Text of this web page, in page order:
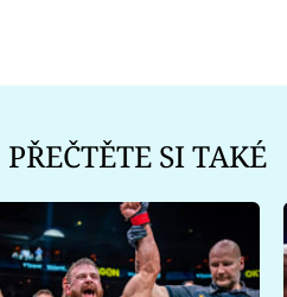
PŘEČTĚTE SI TAKÉ